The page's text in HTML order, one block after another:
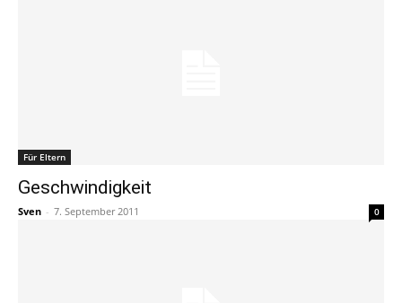
Für Eltern
Geschwindigkeit
Sven - 7. September 2011 0